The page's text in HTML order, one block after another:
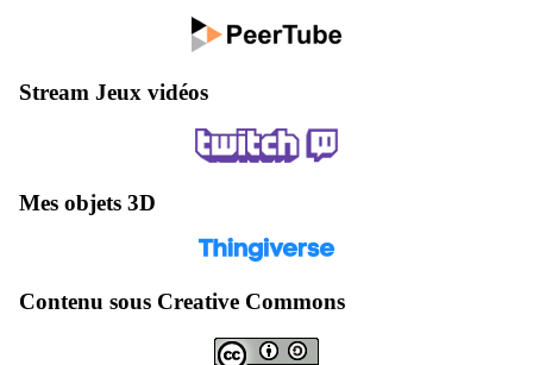
Stream Jeux vidéos
Mes objets 3D
Contenu sous Creative Commons